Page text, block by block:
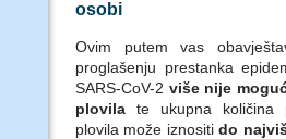
osobi
Ovim putem vas
proglašenju prestanka
SARS-CoV-2 više nije
plovila te ukupna količina
plovila može iznositido